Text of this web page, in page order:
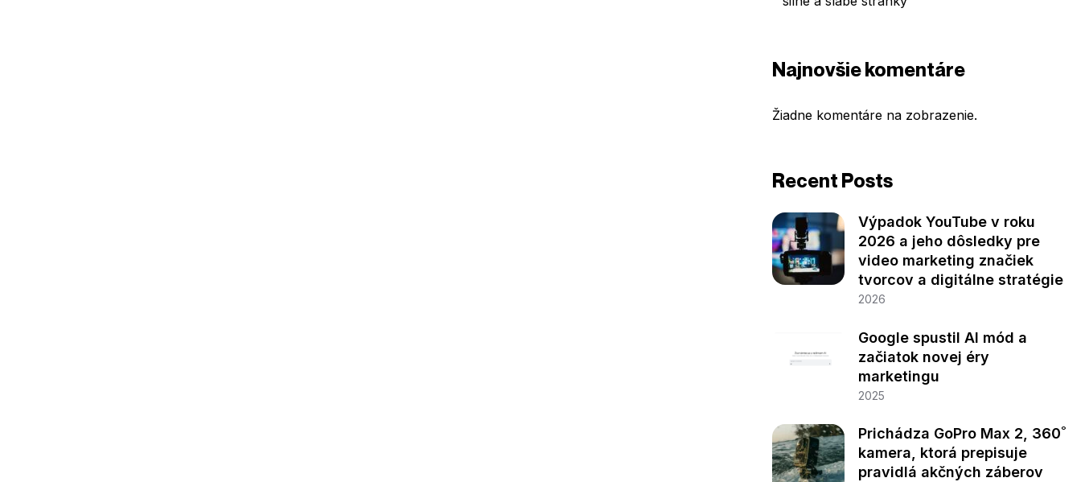
Najnovšie komentáre
Žiadne komentáre na zobrazenie.
Recent Posts
Výpadok YouTube v roku
2026 a jeho dôsledky pre
video marketing značiek
tvorcov a digitálne stratégie
2026
Google spustil AI mód a
začiatok novej éry
marketingu
2025
Prichádza GoPro Max 2, 360˚
kamera, ktorá prepisuje
pravidlá akčných záberov